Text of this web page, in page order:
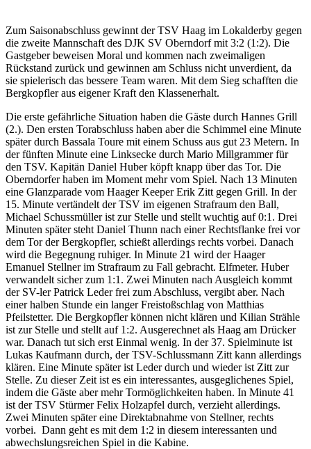
Zum Saisonabschluss gewinnt der TSV Haag im Lokalderby gegen
die zweite Mannschaft des DJK SV Oberndorf mit 3:2 (1:2). Die
Gastgeber beweisen Moral und kommen nach zweimaligen
Rückstand zurück und gewinnen am Schluss nicht unverdient, da
sie spielerisch das bessere Team waren. Mit dem Sieg schafften die
Bergkopfler aus eigener Kraft den Klassenerhalt.
Die erste gefährliche Situation haben die Gäste durch Hannes Grill
(2.). Den ersten Torabschluss haben aber die Schimmel eine Minute
später durch Bassala Toure mit einem Schuss aus gut 23 Metern. In
der fünften Minute eine Linksecke durch Mario Millgrammer für
den TSV. Kapitän Daniel Huber köpft knapp über das Tor. Die
Oberndorfer haben im Moment mehr vom Spiel. Nach 13 Minuten
eine Glanzparade vom Haager Keeper Erik Zitt gegen Grill. In der
15. Minute vertändelt der TSV im eigenen Strafraum den Ball,
Michael Schussmüller ist zur Stelle und stellt wuchtig auf 0:1. Drei
Minuten später steht Daniel Thunn nach einer Rechtsflanke frei vor
dem Tor der Bergkopfler, schießt allerdings rechts vorbei. Danach
wird die Begegnung ruhiger. In Minute 21 wird der Haager
Emanuel Stellner im Strafraum zu Fall gebracht. Elfmeter. Huber
verwandelt sicher zum 1:1. Zwei Minuten nach Ausgleich kommt
der SV-ler Patrick Leder frei zum Abschluss, vergibt aber. Nach
einer halben Stunde ein langer Freistoßschlag von Matthias
Pfeilstetter. Die Bergkopfler können nicht klären und Kilian Strähle
ist zur Stelle und stellt auf 1:2. Ausgerechnet als Haag am Drücker
war. Danach tut sich erst Einmal wenig. In der 37. Spielminute ist
Lukas Kaufmann durch, der TSV-Schlussmann Zitt kann allerdings
klären. Eine Minute später ist Leder durch und wieder ist Zitt zur
Stelle. Zu dieser Zeit ist es ein interessantes, ausgeglichenes Spiel,
indem die Gäste aber mehr Tormöglichkeiten haben. In Minute 41
ist der TSV Stürmer Felix Holzapfel durch, verzieht allerdings.
Zwei Minuten später eine Direktabnahme von Stellner, rechts
vorbei. Dann geht es mit dem 1:2 in diesem interessanten und
abwechslungsreichen Spiel in die Kabine.